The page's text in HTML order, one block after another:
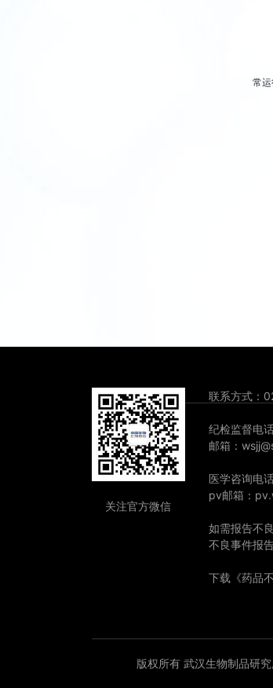
常
关注官方微信
联系方式：
纪检监督电
邮箱：
医学咨询电
pv邮箱：
如需报告不
不良事件报
下载《药品
版权所有 武汉生物制品